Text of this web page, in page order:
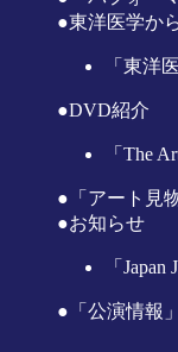
●東洋医学か
「東洋
●DVD紹介
「The
●「アート見
●お知らせ
「
●「公演情報